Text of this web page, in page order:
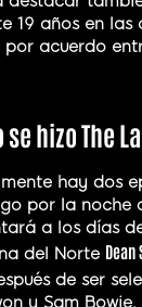
19 años en las
por acuerdo
se hizo The
hay dos
por la noche
a los días
del Norte Dean
de ser
y Sam